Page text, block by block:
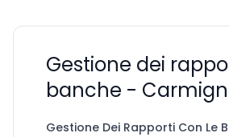
Gestione dei
banche -
Gestione Dei Rapporti Con Le